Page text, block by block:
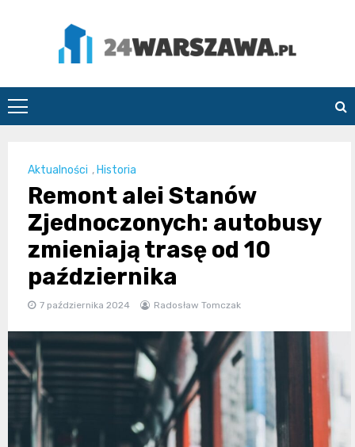
24Warszawa.pl
Aktualności , Historia
Remont alei Stanów
Zjednoczonych: autobusy
zmieniają trasę od 10
października
7 października 2024 Radosław Tomczak